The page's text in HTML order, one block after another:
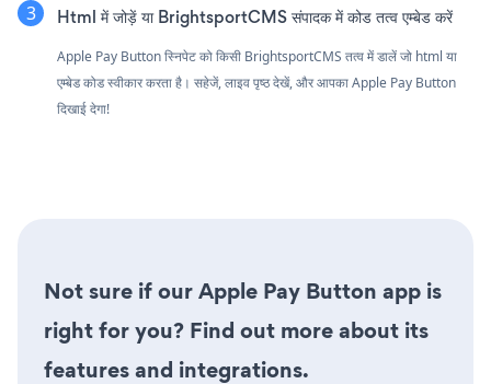
Html में जोड़ें या BrightsportCMS संपादक में कोड तत्व एम्बेड करें
Apple Pay Button स्निपेट को किसी BrightsportCMS तत्व में डालें जो html या
एम्बेड कोड स्वीकार करता है। सहेजें, लाइव पृष्ठ देखें, और आपका Apple Pay Button
दिखाई देगा!
Not sure if our Apple Pay Button app is
right for you? Find out more about its
features and integrations.